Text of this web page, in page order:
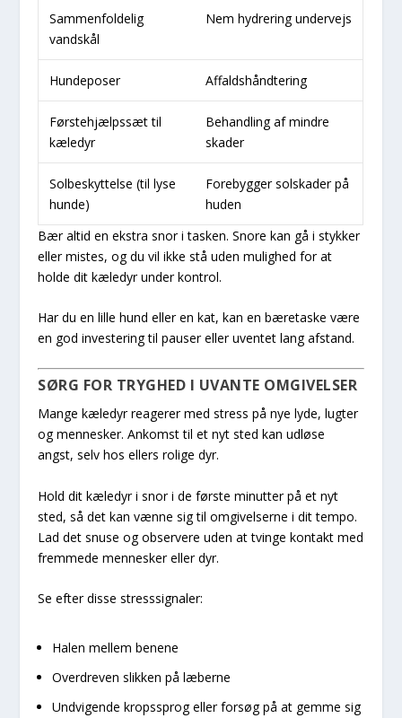
Sammenfoldelig
vandskål
Nem hydrering undervejs
Hundeposer Affaldshåndtering
Førstehjælpssæt til
kæledyr
Behandling af mindre
skader
Solbeskyttelse (til lyse
hunde)
Forebygger solskader på
huden
Bær altid en ekstra snor i tasken. Snore kan gå i stykker
eller mistes, og du vil ikke stå uden mulighed for at
holde dit kæledyr under kontrol.
Har du en lille hund eller en kat, kan en bæretaske være
en god investering til pauser eller uventet lang afstand.
SØRG FOR TRYGHED I UVANTE OMGIVELSER
Mange kæledyr reagerer med stress på nye lyde, lugter
og mennesker. Ankomst til et nyt sted kan udløse
angst, selv hos ellers rolige dyr.
Hold dit kæledyr i snor i de første minutter på et nyt
sted, så det kan vænne sig til omgivelserne i dit tempo.
Lad det snuse og observere uden at tvinge kontakt med
fremmede mennesker eller dyr.
Se efter disse stresssignaler:
Halen mellem benene
Overdreven slikken på læberne
Undvigende kropssprog eller forsøg på at gemme sig